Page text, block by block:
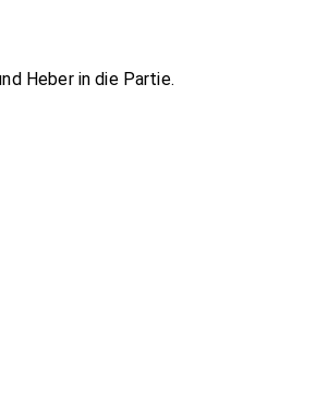
Heber in die Partie.